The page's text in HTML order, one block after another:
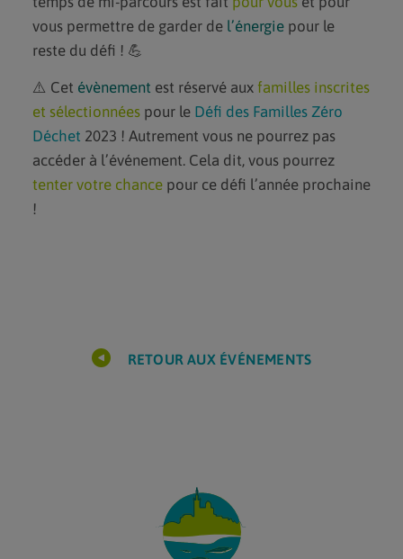
vous permettre de garder de l’énergiepour le
reste du défi ! 💪
⚠️ Cet évènement est réservé aux familles inscrites
et sélectionnéespour le Défi des Familles Zéro
Déchet 2023 ! Autrement vous ne pourrez pas
accéder à l’événement. Cela dit, vous pourrez
tenter votre chancepour ce défi l’année prochaine
!
RETOUR AUX ÉVÉNEMENTS